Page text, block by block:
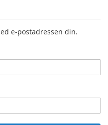
e-postadressen din.